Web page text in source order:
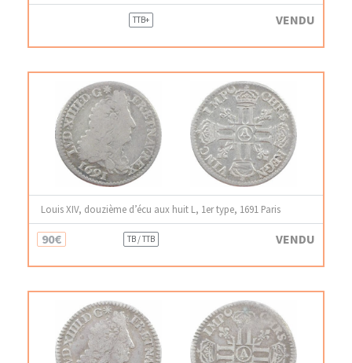
TTB+ VENDU
Louis XIV, douzième d’écu aux huit L, 1er type, 1691 Paris
90€ TB / TTB VENDU